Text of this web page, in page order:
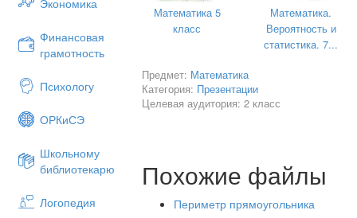
Экономика
Финансовая
грамотность
Психологу
ОРКиСЭ
Школьному
библиотекарю
Логопедия
Математика 5
класс
Математика.
Вероятность и
статистика. 7...
Предмет: Математика
Категория: Презентации
Целевая аудитория: 2 класс
Похожие файлы
Периметр прямоугольника